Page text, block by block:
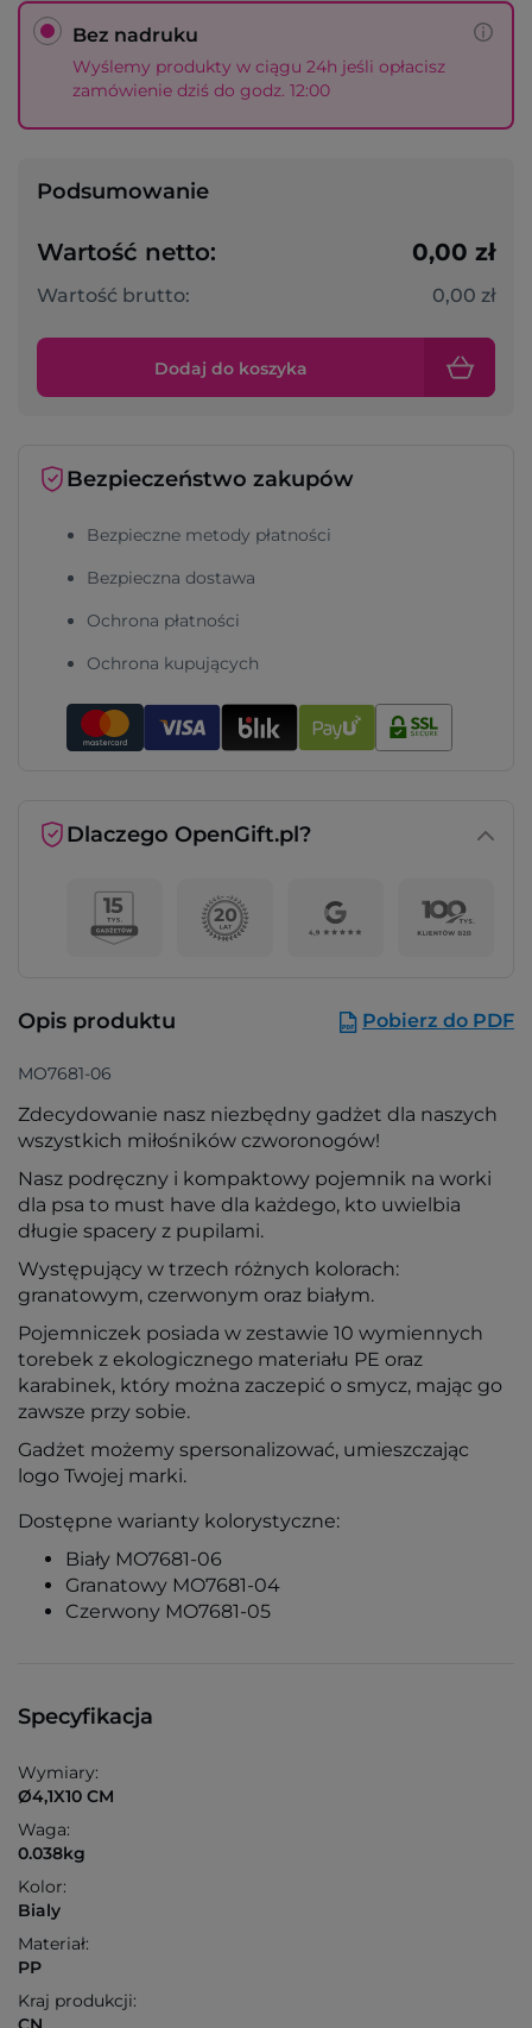
Bez nadruku
Wyślemy produkty w ciągu 24h jeśli opłacisz
zamówienie dziś do godz. 12:00
Podsumowanie
Wartość netto: 0,00 zł
Wartość brutto: 0,00 zł
Dodaj do koszyka
Bezpieczeństwo zakupów
Bezpieczne metody płatności
Bezpieczna dostawa
Ochrona płatności
Ochrona kupujących
Dlaczego OpenGift.pl?
Opis produktu Pobierz do PDF
MO7681-06
Zdecydowanie nasz niezbędny gadżet dla naszych
wszystkich miłośników czworonogów!
Nasz podręczny i kompaktowy pojemnik na worki
dla psa to must have dla każdego, kto uwielbia
długie spacery z pupilami.
Występujący w trzech różnych kolorach:
granatowym, czerwonym oraz białym.
Pojemniczek posiada w zestawie 10 wymiennych
torebek z ekologicznego materiału PE oraz
karabinek, który można zaczepić o smycz, mając go
zawsze przy sobie.
Gadżet możemy spersonalizować, umieszczając
logo Twojej marki.
Dostępne warianty kolorystyczne:
Biały MO7681-06
Granatowy MO7681-04
Czerwony MO7681-05
Specyfikacja
Wymiary:
Ø4,1X10 CM
Waga:
0.038kg
Kolor:
Bialy
Materiał:
PP
Kraj produkcji: